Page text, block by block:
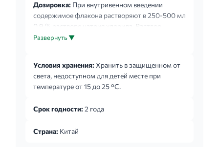
Дозировка: При внутривенном введении
содержимое флакона растворяют в 250-500 мл
0,9 % растворе натрия хлорида. Раствор
препарата используют сразу же после
тяжелых формах гепатита различной
этиологии - 1,2-2,4 г внутривенно в день в тече-
ние 30 дней в виде инфузий. При алкогольном
30 дней в виде инфузий. При алкогольном
дней в вид...
Развернуть ▼
Условия хранения: Хранить в защищенном от
света, недоступном для детей месте при
температуре от 15 до 25 °С.
Срок годности: 2 года
Страна: Китай